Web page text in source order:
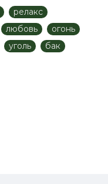
релакс
любовь
огонь
уголь
бак